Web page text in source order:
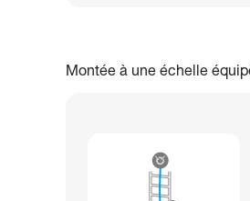
Montée à une échelle